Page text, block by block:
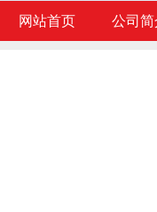
网站首页 公司简